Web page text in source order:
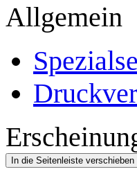
Allgemein
In die Seitenleiste verschieben